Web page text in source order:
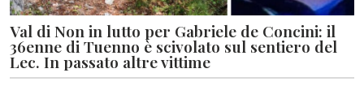
Val di Non in lutto per Gabriele de Concini: il
36enne di Tuenno è scivolato sul sentiero del
Lec. In passato altre vittime